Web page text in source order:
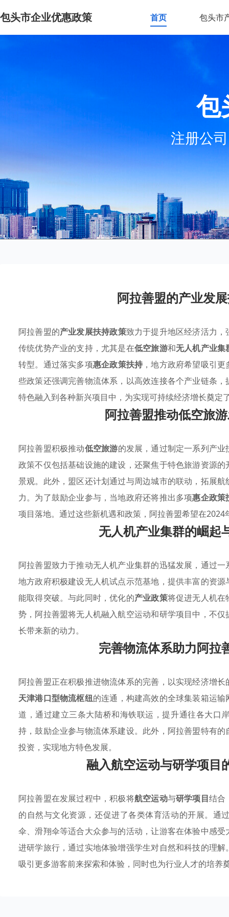
包头市企业优惠政策 首页 包头市
包
注册公
阿拉善盟的产业发
阿拉善盟的产业发展扶持政策致力于提升地区经济活力
传统优势产业的支持，尤其是在低空旅游和无人机产业集
转型。通过落实多项惠企政策扶持 ，地方政府希望吸引
些政策还强调完善物流体系，以高效连接各个产业链条
特色融入到各种新兴项目中，为实现可持续经济增长奠定
阿拉善盟推动低空旅
阿拉善盟积极推动低空旅游的发展，通过制定一系列产
政策不仅包括基础设施的建设，还聚焦于特色旅游资源的
景观。此外，盟区还计划通过与周边城市的联动，拓展
力。为了鼓励企业参与，当地政府还将推出多项惠企政策
项目落地。通过这些新机遇和政策，阿拉善盟希望在
无人机产业集群的崛起
阿拉善盟致力于推动无人机产业集群的迅猛发展，通过一
地方政府积极建设无人机试点示范基地，提供丰富的资
能取得突破。与此同时，优化的产业政策将促进无人机在
势，阿拉善盟将无人机融入航空运动和研学项目中，不
长带来新的动力。
完善物流体系助力阿拉
阿拉善盟正在积极推进物流体系的完善，以实现经济增
天津港口型物流枢纽的连通，构建高效的全球集装箱运
道，通过建立三条大陆桥和海铁联运，提升通往各大口
持，鼓励企业参与物流体系建设。此外，阿拉善盟特有
投资，实现地方特色发展。
融入航空运动与研学项目
阿拉善盟在发展过程中，积极将航空运动与研学项目结合
的自然与文化资源，还促进了各类体育活动的开展。通
伞、滑翔伞等适合大众参与的活动，让游客在体验中感
进研学旅行，通过实地体验增强学生对自然和科技的理
吸引更多游客前来探索和体验，同时也为行业人才的培养